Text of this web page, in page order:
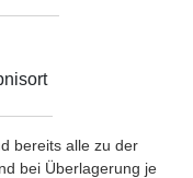
bereits alle zu der
bei Überlagerung je